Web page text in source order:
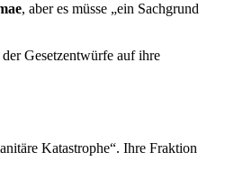
, aber es müsse „ein Sachgrund
Gesetzentwürfe auf ihre
Katastrophe“. Ihre Fraktion